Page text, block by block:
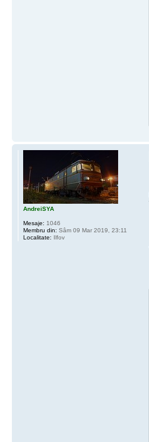
AndreiSYA
Mesaje: 1046
Membru din: Sâm 09 Mar 2019, 23:11
Localitate: Ilfov